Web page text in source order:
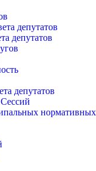
депутатов
депутатов
депутатов
нормативных